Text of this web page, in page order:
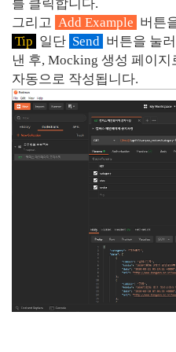
를 클릭합니다.
그리고 Add Example 버튼
Tip 일단 Send 버튼을 눌
낸 후, Mocking 생성 페이
자동으로 작성됩니다.